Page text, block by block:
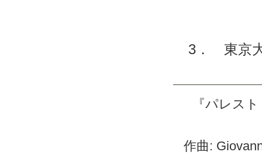
3． 東京
『パレス
作曲: